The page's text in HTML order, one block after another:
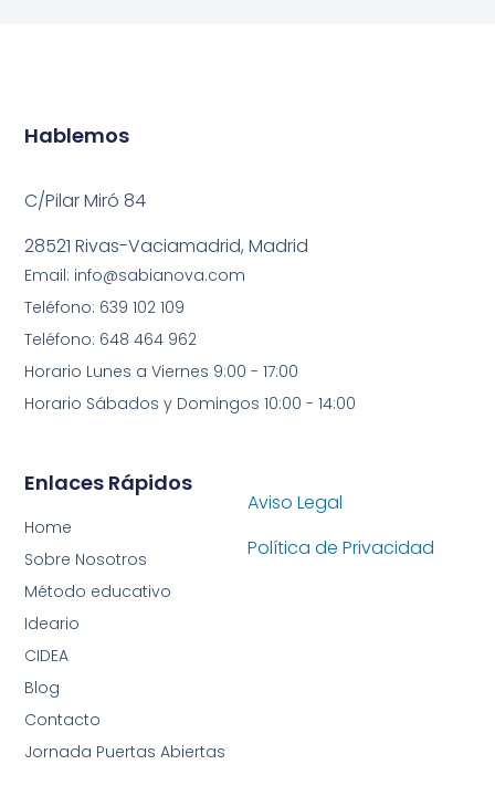
Aviso Legal
Política de Privacidad
Enlaces Rápidos
Home
Sobre Nosotros
Método educativo
Ideario
CIDEA
Blog
Contacto
Jornada Puertas Abiertas
Hablemos
C/Pilar Miró 84
28521 Rivas-Vaciamadrid, Madrid
Email: info@sabianova.com
Teléfono: 639 102 109
Teléfono: 648 464 962
Horario Lunes a Viernes 9:00 - 17:00
Horario Sábados y Domingos 10:00 - 14:00